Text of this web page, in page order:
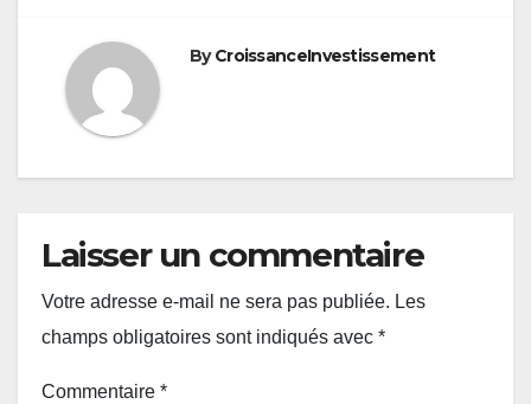
ByCroissanceInvestissement
Laisser un commentaire
Votre adresse e-mail ne sera pas publiée. Les
champs obligatoires sont indiqués avec *
Commentaire *